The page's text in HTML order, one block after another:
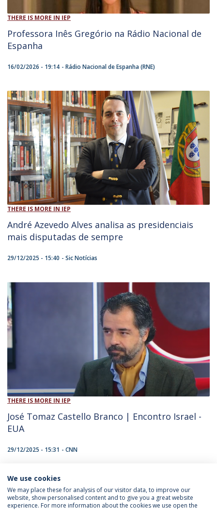
THERE IS MORE IN IEP
Professora Inês Gregório na Rádio Nacional de
Espanha
16/02/2026 - 19:14 Rádio Nacional de Espanha (RNE)
THERE IS MORE IN IEP
André Azevedo Alves analisa as presidenciais
mais disputadas de sempre
29/12/2025 - 15:40 Sic Notícias
THERE IS MORE IN IEP
José Tomaz Castello Branco | Encontro Israel -
EUA
29/12/2025 - 15:31 CNN
INFORMATION FOR
We use cookies
We may place these for analysis of our visitor data, to improve our
website, show personalised content and to give you a great website
experience. For more information about the cookies we use open the